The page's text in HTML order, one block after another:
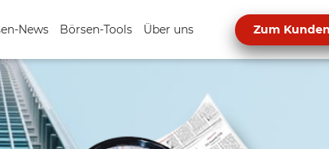
News Börsen-Tools Über uns Zum